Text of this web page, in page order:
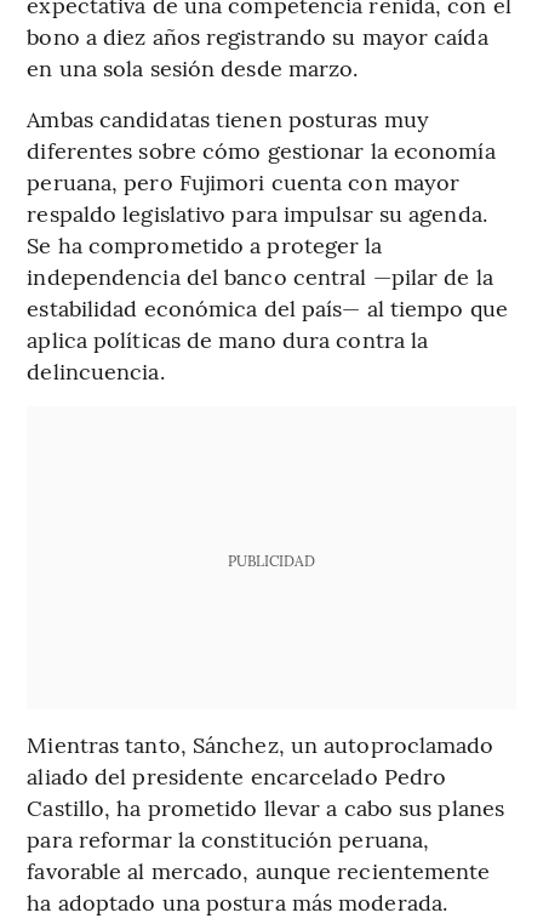
bono a diez años registrando su mayor caída
en una sola sesión desde marzo.
Ambas candidatas tienen posturas muy
diferentes sobre cómo gestionar la economía
peruana, pero Fujimori cuenta con mayor
respaldo legislativo para impulsar su agenda.
Se ha comprometido a proteger la
independencia del banco central —pilar de la
estabilidad económica del país— al tiempo que
aplica políticas de mano dura contra la
delincuencia.
PUBLICIDAD
Mientras tanto, Sánchez, un autoproclamado
aliado del presidente encarcelado Pedro
Castillo, ha prometido llevar a cabo sus planes
para reformar la constitución peruana,
favorable al mercado, aunque recientemente
ha adoptado una postura más moderada.